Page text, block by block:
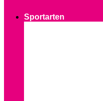
Sportarten